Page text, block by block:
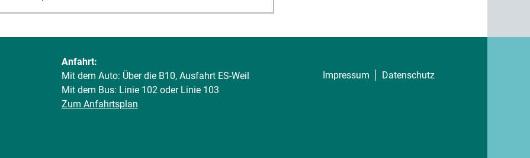
Anfahrt:
Mit dem Auto: Über die B10, Ausfahrt ES-Weil
Mit dem Bus: Linie 102 oder Linie 103
Zum Anfahrtsplan
Impressum Datenschutz